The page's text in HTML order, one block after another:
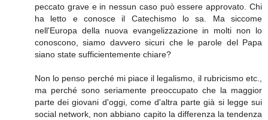
peccato grave e in nessun caso può essere approvato. Chi
ha letto e conosce il Catechismo lo sa. Ma siccome
nell'Europa della nuova evangelizzazione in molti non lo
conoscono, siamo davvero sicuri che le parole del Papa
siano state sufficientemente chiare?
Non lo penso perché mi piace il legalismo, il rubricismo etc.,
ma perché sono seriamente preoccupato che la maggior
parte dei giovani d'oggi, come d'altra parte già si legge sui
social network, non abbiano capito la differenza la tendenza